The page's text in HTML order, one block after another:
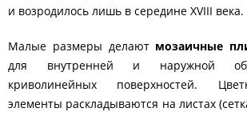
и возродилось лишь в середине XVIII века.
Малые размеры делают мозаичные
для внутренней и наружной
криволинейных поверхностей.
элементы раскладываются на листах